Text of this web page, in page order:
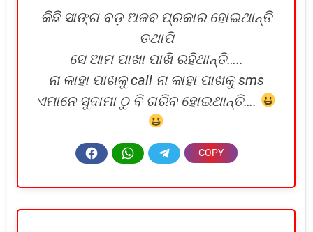
କିଛି ସାଙ୍ଗ ବଡ଼ ଅଜବ ପ୍ରକାର ହୋଇଥାନ୍ତି
ତଥାପି
ସେ ଆମ ପାଖା ପାଖି ରହିଥାନ୍ତି…..
ନା କାହା ପାଖକୁ call ନା କାହା ପାଖକୁ sms
ଏମାନେ ସୁଦାମା ଠୁ ବି ଗରିବ ହୋଇଥାନ୍ତି….